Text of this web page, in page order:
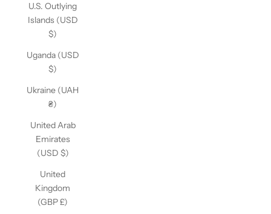
U.S. Outlying
Islands (USD
$)
Uganda (USD
$)
Ukraine (UAH
₴)
United Arab
Emirates
(USD $)
United
Kingdom
(GBP £)